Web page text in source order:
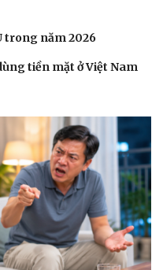
trong năm 2026
tiền mặt ở Việt Nam